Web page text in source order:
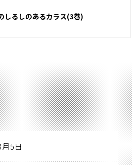
しるしのあるカラス(3巻)
5日